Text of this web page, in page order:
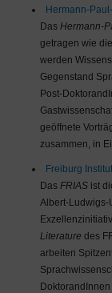
Hermann-
Das Hermann-
getragen wie
werden
Gegenstand
Post-
geöffnete
zusammen, in
Freiburg
Das FRIAS ist
Albert-Ludwigs-
Literature des
arbeiten